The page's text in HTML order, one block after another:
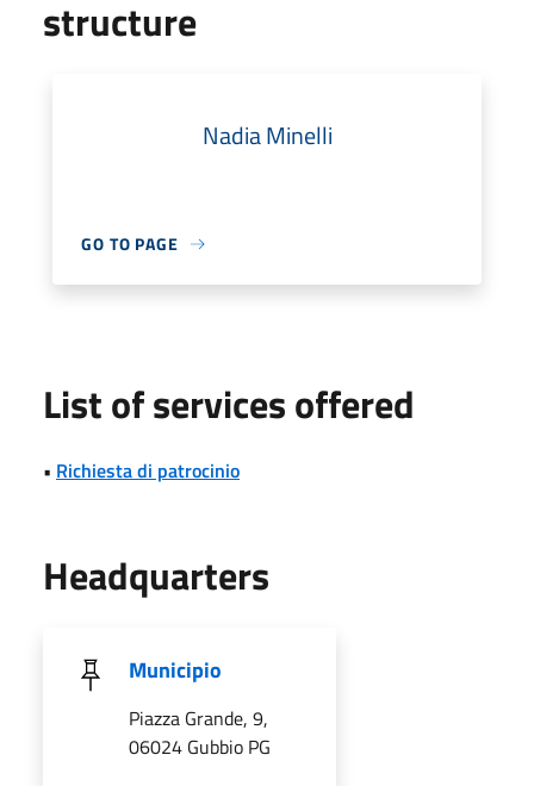
structure
Nadia Minelli
GO TO PAGE
List of services offered
• Richiesta di patrocinio
Headquarters
Municipio
Piazza Grande, 9,
06024 Gubbio PG